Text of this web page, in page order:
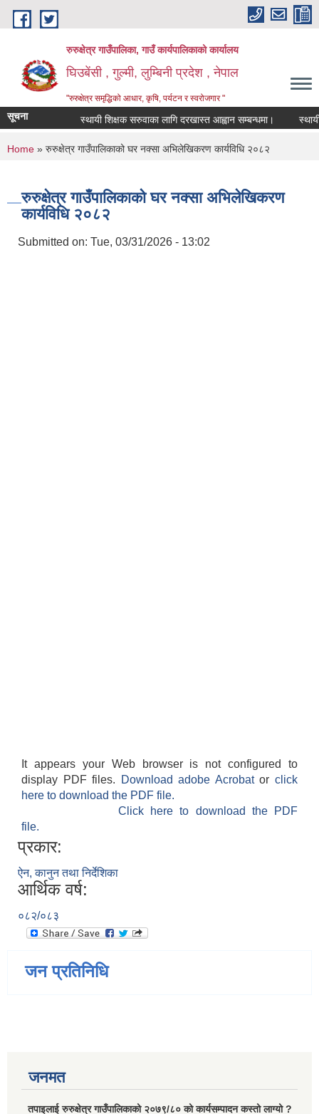
Skip to main content
रुरुक्षेत्र गाउँपालिका, गाउँ कार्यपालिकाको कार्यालय
घिउबेंसी , गुल्मी, लुम्बिनी प्रदेश , नेपाल
"रुरुक्षेत्र समृद्धिको आधार, कृषि, पर्यटन र स्वरोजगार "
सूचना स्थायी शिक्षक सरुवाका लागि दरखास्त आह्वान सम्बन्धमा। स्थायी
You are here
Home » रुरुक्षेत्र गाउँपालिकाको घर नक्सा अभिलेखिकरण कार्यविधि २०८२
रुरुक्षेत्र गाउँपालिकाको घर नक्सा अभिलेखिकरण
कार्यविधि २०८२
Submitted on: Tue, 03/31/2026 - 13:02
It appears your Web browser is not configured to
display PDF files.
Download adobe Acrobatorclick
here to download the PDF file.
Click here to download the PDF
file.
प्रकार:
ऐन, कानुन तथा निर्देशिका
आर्थिक वर्ष:
०८२/०८३
जन प्रतिनिधि
जनमत
तपाइलाई रुरुक्षेत्र गाउँपालिकाको २०७९/८० को कार्यसम्पादन कस्तो लाग्यो ?